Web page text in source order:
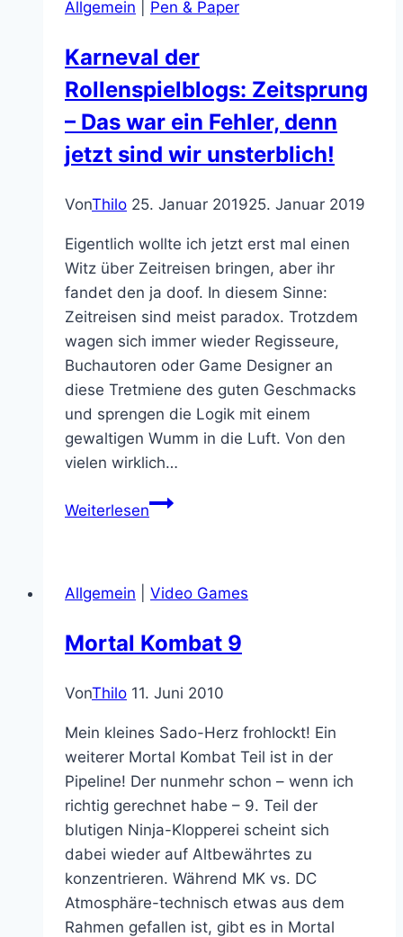
Allgemein Pen & Paper
Karneval der
Rollenspielblogs: Zeitsprung
– Das war ein Fehler, denn
jetzt sind wir unsterblich!
VonThilo 25. Januar 201925. Januar 2019
Eigentlich wollte ich jetzt erst mal einen
Witz über Zeitreisen bringen, aber ihr
fandet den ja doof. In diesem Sinne:
Zeitreisen sind meist paradox. Trotzdem
wagen sich immer wieder Regisseure,
Buchautoren oder Game Designer an
diese Tretmiene des guten Geschmacks
und sprengen die Logik mit einem
gewaltigen Wumm in die Luft. Von den
vielen wirklich…
WeiterlesenKarneval
–
war
Fehler,
jetzt
sind
wir
unsterblich!
Allgemein Video Games
Mortal Kombat 9
VonThilo 11. Juni 2010
Mein kleines Sado-Herz frohlockt! Ein
weiterer Mortal Kombat Teil ist in der
Pipeline! Der nunmehr schon – wenn ich
richtig gerechnet habe – 9. Teil der
blutigen Ninja-Klopperei scheint sich
dabei wieder auf Altbewährtes zu
konzentrieren. Während MK vs. DC
Atmosphäre-technisch etwas aus dem
Rahmen gefallen ist, gibt es in Mortal